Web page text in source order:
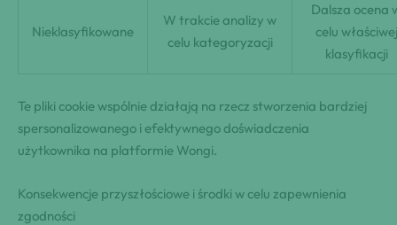
Nieklasyfikowane
W trakcie analizy w
celu kategoryzacji
Dalsza ocena
celu właściwej
klasyfikacji
Te pliki cookie wspólnie działają na rzecz stworzenia bardziej
spersonalizowanego i efektywnego doświadczenia
użytkownika na platformie Wongi.
Konsekwencje przyszłościowe i środki w celu zapewnienia
zgodności